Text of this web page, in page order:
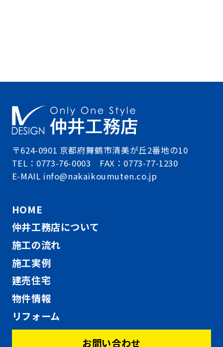
〒624-0901 京都府舞鶴市清美が丘2番地の10
TEL：0773-76-0003 FAX：0773-77-1230
E-MAIL info@nakaikoumuten.co.jp
HOME
仲井工務店について
施工の流れ
施工実例
建売住宅
物件情報
リフォーム
お問い合わせ